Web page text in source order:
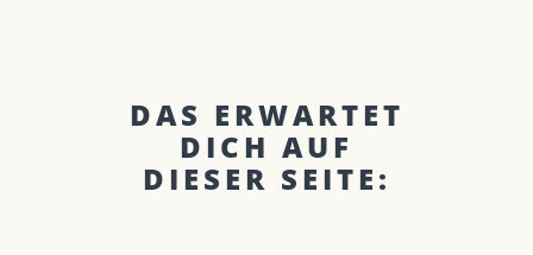
DAS ERWARTET
DICH AUF
DIESER SEITE: